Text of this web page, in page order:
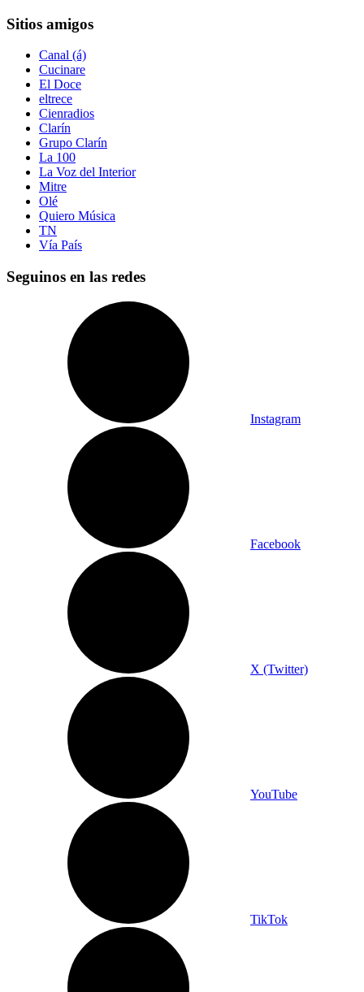
Sitios amigos
Canal (á)
Cucinare
El Doce
eltrece
Cienradios
Clarín
Grupo Clarín
La 100
La Voz del Interior
Mitre
Olé
Quiero Música
TN
Vía País
Seguinos en las redes
Instagram
Facebook
X (Twitter)
YouTube
TikTok